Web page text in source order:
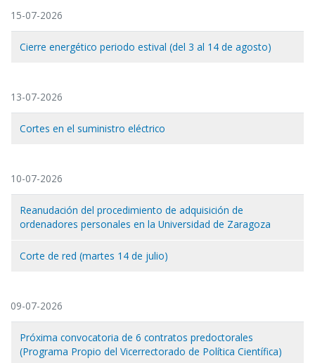
15-07-2026
Cierre energético periodo estival (del 3 al 14 de agosto)
13-07-2026
Cortes en el suministro eléctrico
10-07-2026
Reanudación del procedimiento de adquisición de
ordenadores personales en la Universidad de Zaragoza
Corte de red (martes 14 de julio)
09-07-2026
Próxima convocatoria de 6 contratos predoctorales
(Programa Propio del Vicerrectorado de Política Científica)